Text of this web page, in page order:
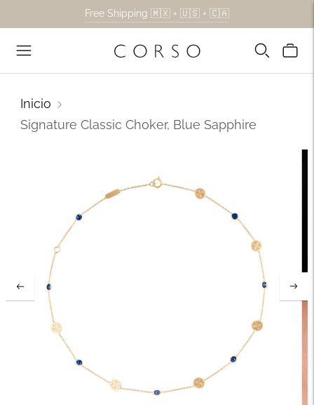
Free Shipping 🇲🇽 + 🇺🇸 + 🇨🇦
Inicio
Signature Classic Choker, Blue Sapphire